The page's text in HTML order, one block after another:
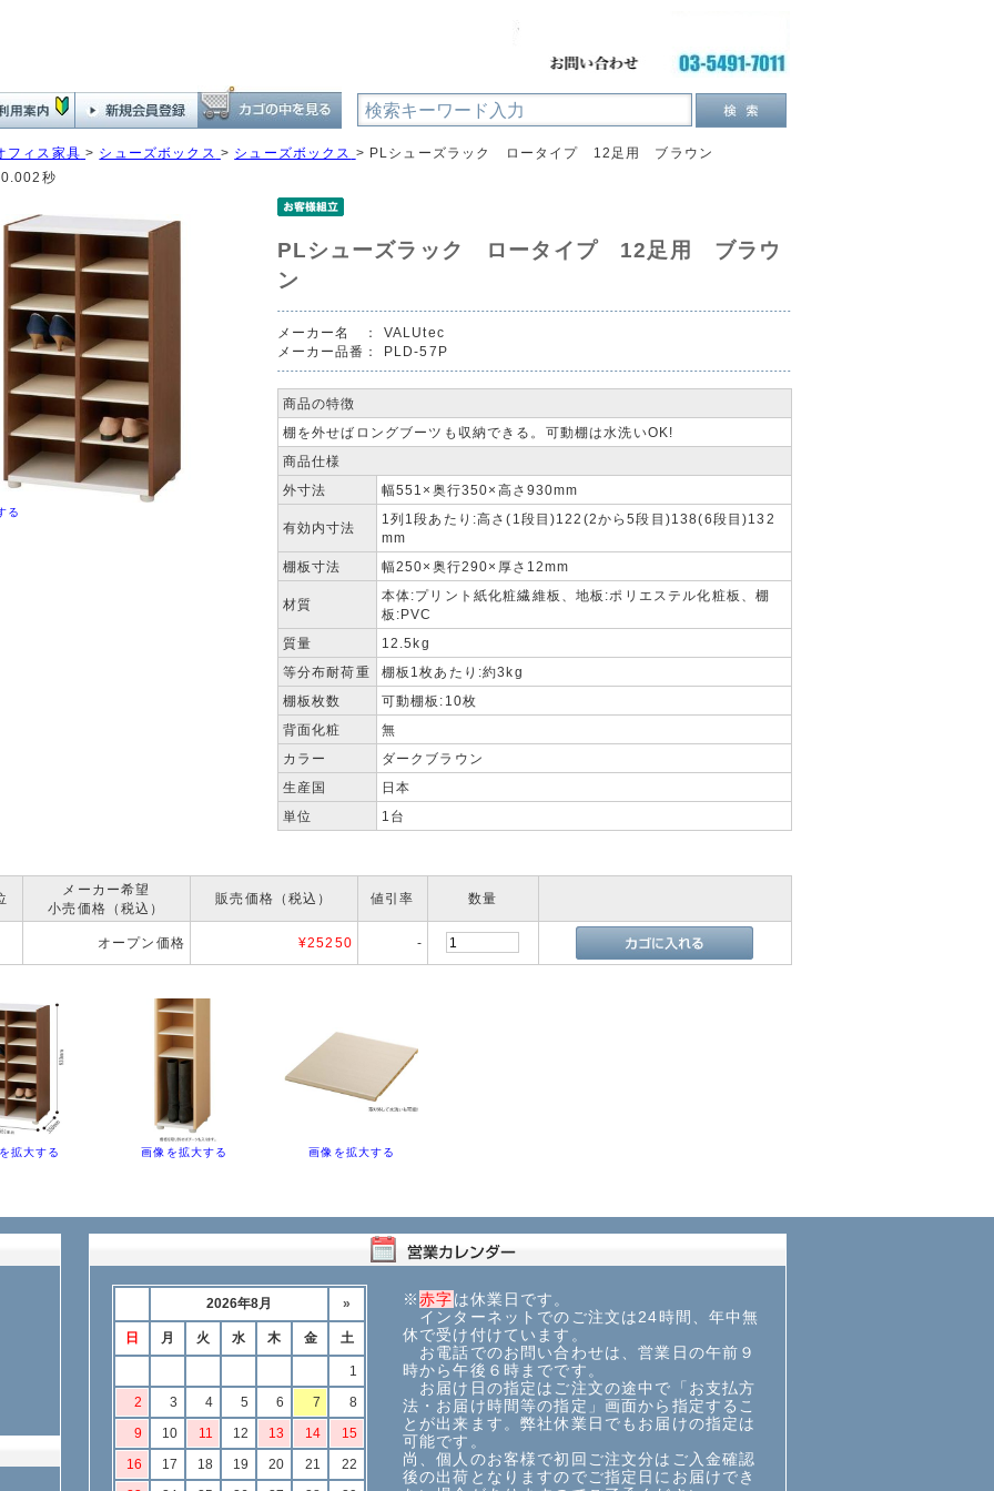
フィス家具 > シューズボックス > シューズボックス > PLシューズラック ロータイプ 12足用 ブラウン
秒
る
PLシューズラック ロータイプ 12足用 ブラウ
ン
メーカー名 ：
VALUtec
メーカー品番：
PLD-57P
商品の特徴
棚を外せばロングブーツも収納できる。可動棚は水洗いOK!
商品仕様
外寸法
幅551×奥行350×高さ930mm
有効内寸法
1列1段あたり:高さ(1段目)122(2から5段目)138(6段目)132
mm
棚板寸法
幅250×奥行290×厚さ12mm
材質
本体:プリント紙化粧繊維板、地板:ポリエステル化粧板、棚
板:PVC
質量
12.5kg
等分布耐荷重
棚板1枚あたり:約3kg
棚板枚数
可動棚板:10枚
背面化粧
無
カラー
ダークブラウン
生産国
日本
単位
1台
メーカー希望
小売価格（税込）
販売価格（税込） 値引率 数量
オープン価格 ¥25250 -
拡大する 画像を拡大する 画像を拡大する
※赤字は休業日です。
インターネットでのご注文は24時間、年中無
休で受け付けています。
お電話でのお問い合わせは、営業日の午前９
時から午後６時までです。
お届け日の指定はご注文の途中で「お支払方
法・お届け時間等の指定」画面から指定するこ
とが出来ます。弊社休業日でもお届けの指定は
可能です。
尚、個人のお客様で初回ご注文分はご入金確認
後の出荷となりますのでご指定日にお届けでき